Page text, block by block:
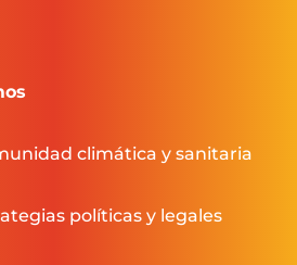
climática y sanitaria
políticas y legales